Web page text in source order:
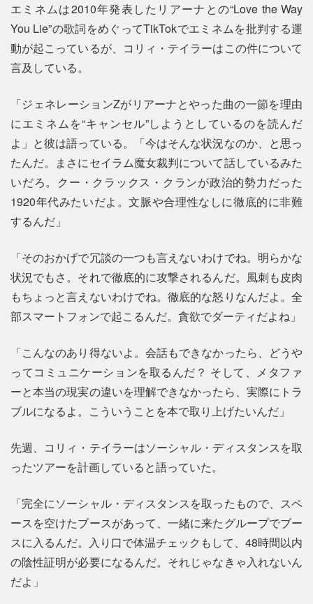
エミネムは2010年発表したリアーナとの“Love the Way
You Lie”の歌詞をめぐってTikTokでエミネムを批判する運
動が起こっているが、コリィ・テイラーはこの件について
言及している。
「ジェネレーションZがリアーナとやった曲の一節を理由
にエミネムを“キャンセル”しようとしているのを読んだ
よ」と彼は語っている。「今はそんな状況なのか、と思っ
たんだ。まさにセイラム魔女裁判について話しているみた
いだろ。クー・クラックス・クランが政治的勢力だった
1920年代みたいだよ。文脈や合理性なしに徹底的に非難
するんだ」
「そのおかげで冗談の一つも言えないわけでね。明らかな
状況でもさ。それで徹底的に攻撃されるんだ。風刺も皮肉
もちょっと言えないわけでね。徹底的な怒りなんだよ。全
部スマートフォンで起こるんだ。貪欲でダーティだよね」
「こんなのあり得ないよ。会話もできなかったら、どうや
ってコミュニケーションを取るんだ？ そして、メタファ
ーと本当の現実の違いを理解できなかったら、実際にトラ
ブルになるよ。こういうことを本で取り上げたいんだ」
先週、コリィ・テイラーはソーシャル・ディスタンスを取
ったツアーを計画していると語っていた。
「完全にソーシャル・ディスタンスを取ったもので、スペ
ースを空けたブースがあって、一緒に来たグループでブー
スに入るんだ。入り口で体温チェックもして、48時間以内
の陰性証明が必要になるんだ。それじゃなきゃ入れないん
だよ」